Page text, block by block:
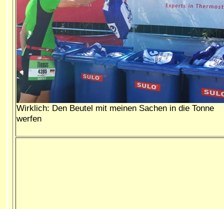
Wirklich: Den Beutel mit meinen Sachen in die Tonne
werfen